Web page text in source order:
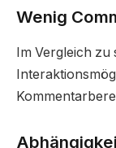
Wenig
Im Vergleich